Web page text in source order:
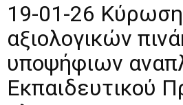
19-01-26
αξιολογικών
υποψήφιων
Εκπαιδευτικού